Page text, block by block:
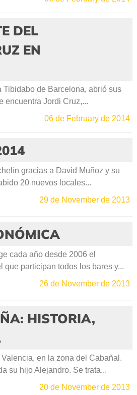
DEL
EN
Tibidabo de Barcelona, abrió sus
encuentra Jordi Cruz,...
06 de February de 2014
gracias a David Muñoz y su
20 nuevos locales...
29 de November de 2013
cada año desde 2006 el
participan todos los bares y...
26 de November de 2013
HISTORIA,
en la zona del Cabañal.
su hijo Alejandro. Se trata...
20 de November de 2013